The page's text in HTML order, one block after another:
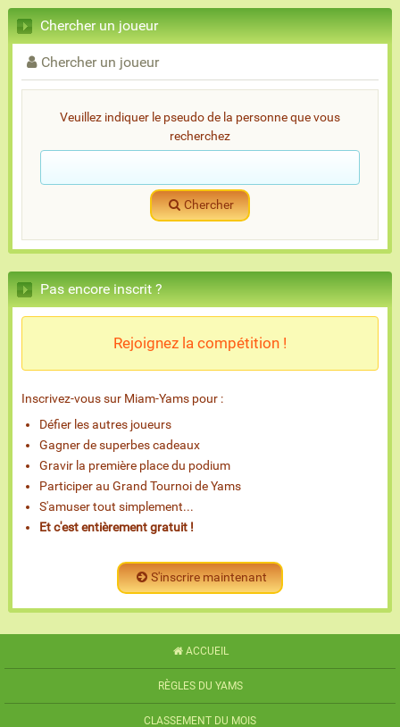
Chercher un joueur
Chercher un joueur
Veuillez indiquer le pseudo de la personne que vous
recherchez
Chercher
Pas encore inscrit ?
Rejoignez la compétition !
Inscrivez-vous sur Miam-Yams pour :
Défier les autres joueurs
Gagner de superbes cadeaux
Gravir la première place du podium
Participer au Grand Tournoi de Yams
S'amuser tout simplement...
Et c'est entièrement gratuit !
S'inscrire maintenant
ACCUEIL
RÈGLES DU YAMS
CLASSEMENT DU MOIS